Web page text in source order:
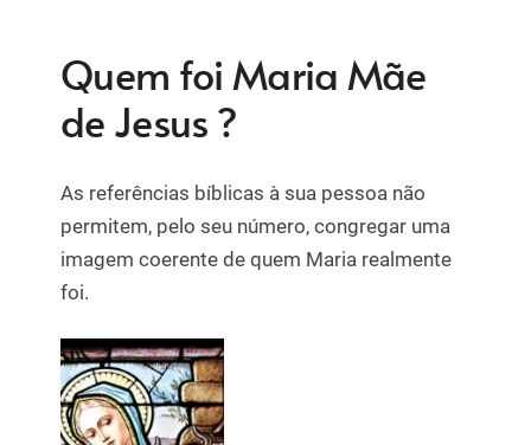
Quem foi Maria Mãe
de Jesus ?
As referências bíblicas à sua pessoa não
permitem, pelo seu número, congregar uma
imagem coerente de quem Maria realmente
foi.